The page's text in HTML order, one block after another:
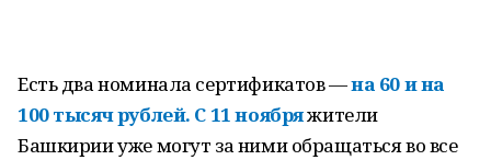
Есть два номинала сертификатов —на 60 и на
100 тысяч рублей. С 11 ноябряжители
Башкирии уже могут за ними обращаться во все